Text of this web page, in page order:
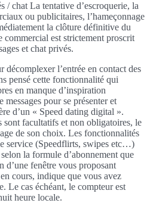
/ chat La tentative d’escroquerie, la
ou publicitaires, l’hameçonnage
la clôture définitive du
commercial est strictement proscrit
et chat privés.
l’entrée en contact des
pensé cette fonctionnalité qui
en manque d’inspiration
messages pour se présenter et
d’un « Speed dating digital ».
sont facultatifs et non obligatoires, le
de son choix. Les fonctionnalités
service (Speedflirts, swipes etc…)
la formule d’abonnement que
d’une fenêtre vous proposant
cours, indique que vous avez
Le cas échéant, le compteur est
heure locale.